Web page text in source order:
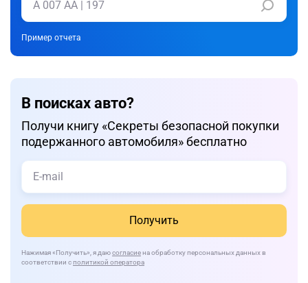
Пример отчета
В поисках авто?
Получи книгу «Cекреты безопасной покупки
подержанного автомобиля» бесплатно
Получить
Нажимая «Получить» , я даюсогласиена обработку персональных данных в
соответствии сполитикой оператора